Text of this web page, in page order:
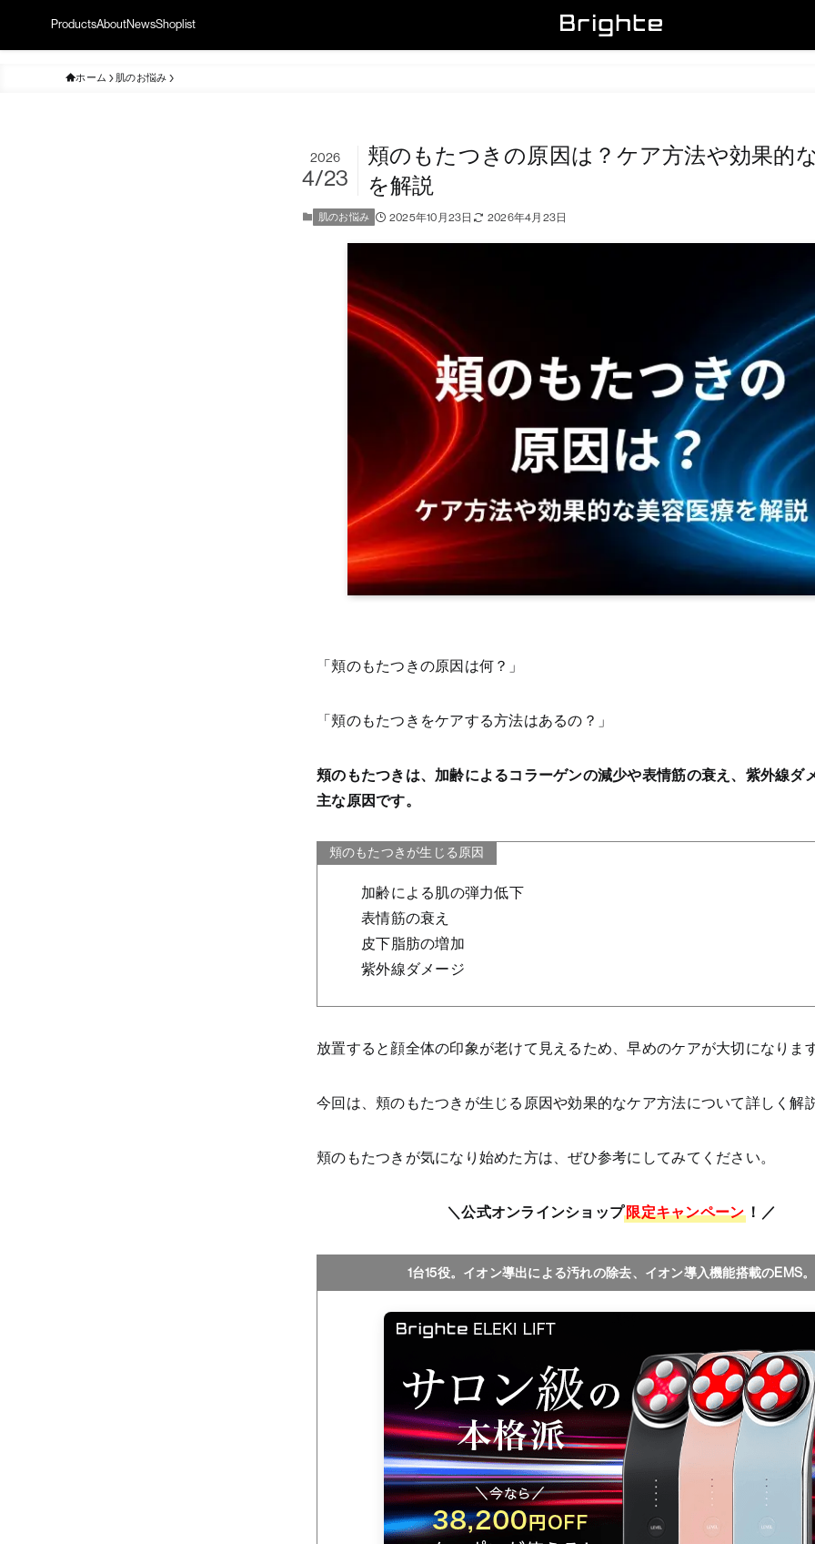
ProductsAboutNewsShoplist
ホーム 肌のお悩み
頬のもたつきの原因は？ケア方法や効果的
を解説
2026
4/23
肌のお悩み 2025年10月23日 2026年4月23日
「頬のもたつきの原因は何？」
「頬のもたつきをケアする方法はあるの？」
頬のもたつきは、加齢によるコラーゲンの減少や表情筋の衰え、紫外線ダ
主な原因です。
頬のもたつきが生じる原因
加齢による肌の弾力低下
表情筋の衰え
皮下脂肪の増加
紫外線ダメージ
放置すると顔全体の印象が老けて見えるため、早めのケアが大切になりま
今回は、頬のもたつきが生じる原因や効果的なケア方法について詳しく解
頬のもたつきが気になり始めた方は、ぜひ参考にしてみてください。
＼公式オンラインショップ限定キャンペーン ！／
1台15役。イオン導出による汚れの除去、イオン導入機能搭載のEMS。